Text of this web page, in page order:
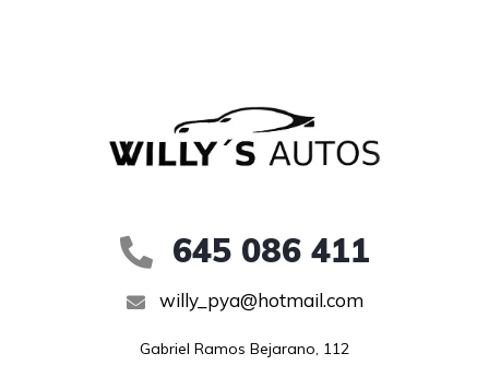
645 086 411
willy_pya@hotmail.com
Gabriel Ramos Bejarano, 112